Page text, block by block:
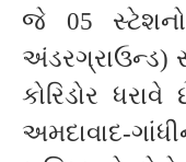
જે 05
અંડરગ્રાઉન્ડ)
કોરિડોર
અમદાવાદ-